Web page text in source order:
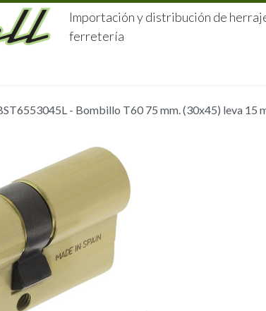
Importación y distribución de
ferretería
- Bombillo T60 75 mm. (30x45) leva 15